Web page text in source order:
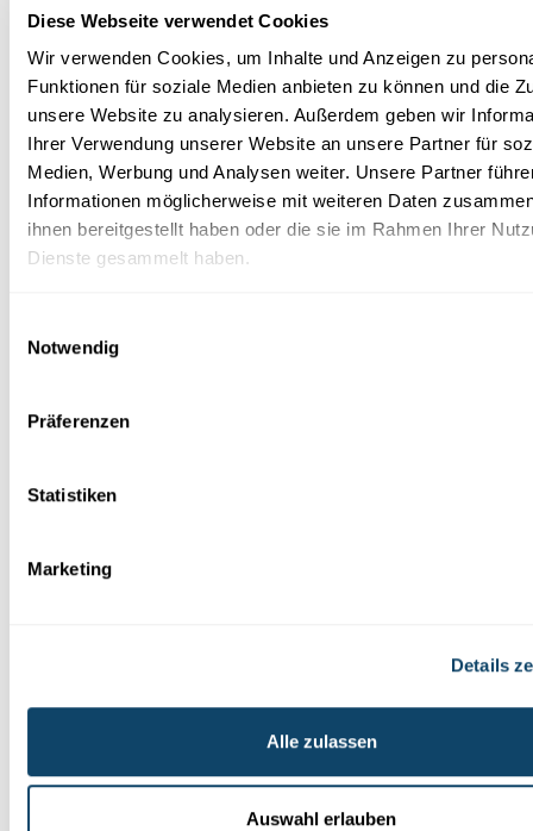
Diese Webseite verwendet Cookies
Wir verwenden Cookies, um Inhalte und Anzeigen zu
Funktionen für soziale Medien anbieten zu können und die
unsere Website zu analysieren. Außerdem geben wir
Ihrer Verwendung unserer Website an unsere Partner für
Medien, Werbung und Analysen weiter. Unsere Partner
Informationen möglicherweise mit weiteren Daten
ihnen bereitgestellt haben oder die sie im Rahmen Ihrer
Dienste gesammelt haben.
Notwendig
Präferenzen
Statistiken
Marketing
Details
Alle zulassen
Auswahl erlauben
Folgescience.lu
Diese Plugins sind ausgeblendet, weil Sie
Cookies im Zusammenhang mit sozialen
Netzwerken abgelehnt haben. Um sie zu
sehen, ändern Sie bitte Ihre Einstellungen.
Youtube-Kanal
Melde dich kostenlos bei unserem Newsletter an und
erhalte jeden Monat die besten Artikel von science.lu
Abonniere unseren Newsletter